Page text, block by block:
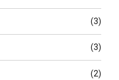
(3)
(3)
(2)